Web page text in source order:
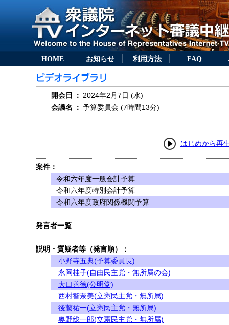
HOME お知らせ 利用方法 FAQ
開会日 ： 2024年2月7日 (水)
会議名
： 予算委員会 (7時間13分)
はじめから再
案件：
令和六年度一般会計予算
令和六年度特別会計予算
令和六年度政府関係機関予算
発言者一覧
説明・質疑者等（発言順）：
小野寺五典(予算委員長)
永岡桂子(自由民主党・無所属の会)
大口善徳(公明党)
西村智奈美(立憲民主党・無所属)
後藤祐一(立憲民主党・無所属)
奥野総一郎(立憲民主党・無所属)